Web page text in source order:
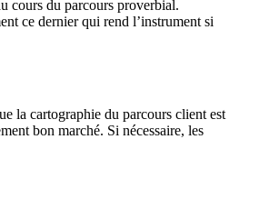
cours du parcours proverbial.
ce dernier qui rend l’instrument si
la cartographie du parcours client est
bon marché. Si nécessaire, les